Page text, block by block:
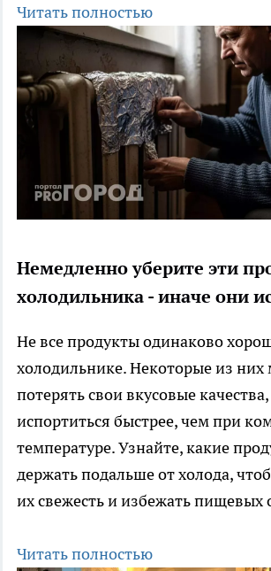
Читать полностью
Немедленно уберите эти
холодильника - иначе они
Не все продукты одинаково
холодильнике. Некоторые из них
потерять свои вкусовые
испортиться быстрее, чем при
температуре. Узнайте, какие
держать подальше от холода,
их свежесть и избежать пищевых
Читать полностью